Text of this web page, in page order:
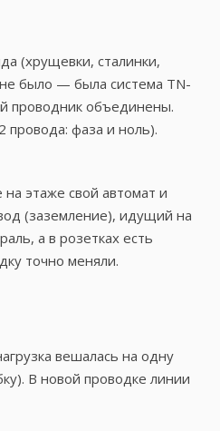
(хрущевки, сталинки,
было — была система TN-
проводник объединены.
провода: фаза и ноль).
этаже свой автомат и
(заземление), идущий на
а в розетках есть
точно меняли.
вешалась на одну
В новой проводке линии